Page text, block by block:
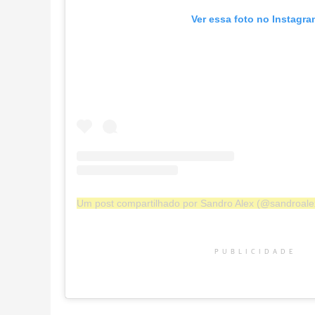
Ver essa foto no
Um post compartilhado por Sandro Alex
PUBLICIDADE